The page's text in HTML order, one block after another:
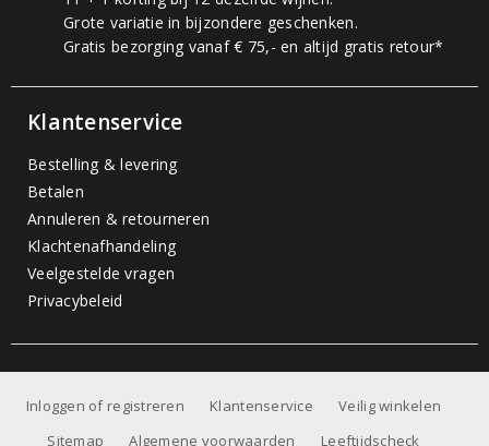
Grote variatie in bijzondere geschenken.
Gratis bezorging vanaf € 75,- en altijd gratis retour*
Klantenservice
Bestelling & levering
Betalen
Annuleren & retourneren
Klachtenafhandeling
Veelgestelde vragen
Privacybeleid
Inloggen of registreren Klantenservice
Veilig winkelen
Sitemap
Algemene voorwaarden Leeftijdscheck